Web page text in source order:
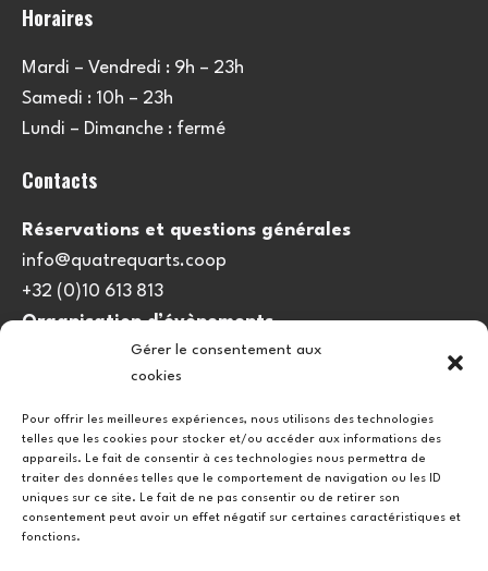
Gérer le consentement aux
cookies
Pour offrir les meilleures expériences, nous utilisons des technologies
telles que les cookies pour stocker et/ou accéder aux informations des
appareils. Le fait de consentir à ces technologies nous permettra de
traiter des données telles que le comportement de navigation ou les ID
uniques sur ce site. Le fait de ne pas consentir ou de retirer son
consentement peut avoir un effet négatif sur certaines caractéristiques et
fonctions.
Horaires
Mardi – Vendredi : 9h – 23h
Samedi : 10h – 23h
Lundi – Dimanche : fermé
Contacts
Réservations et questions générales
info@quatrequarts.coop
+32 (0)10 613 813
Organisation d’évènements
viedulieu@quatrequarts.coop
Politique de cookies (UE)